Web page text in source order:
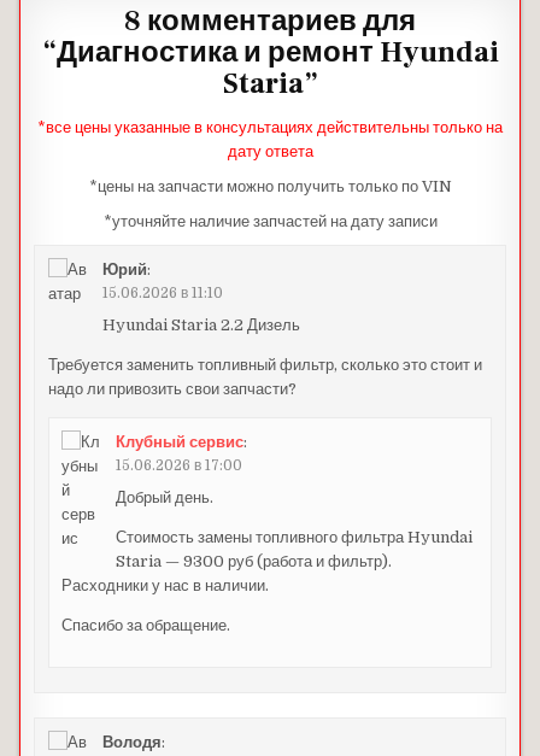
8 комментариев для
“Диагностика и ремонт Hyundai
Staria”
*все цены указанные в консультациях действительны только на
дату ответа
*цены на запчасти можно получить только по VIN
*уточняйте наличие запчастей на дату записи
Юрий:
15.06.2026 в 11:10
Hyundai Staria 2.2 Дизель
Требуется заменить топливный фильтр, сколько это стоит и
надо ли привозить свои запчасти?
Клубный сервис:
15.06.2026 в 17:00
Добрый день.
Стоимость замены топливного фильтра Hyundai
Staria — 9300 руб (работа и фильтр).
Расходники у нас в наличии.
Спасибо за обращение.
Володя: